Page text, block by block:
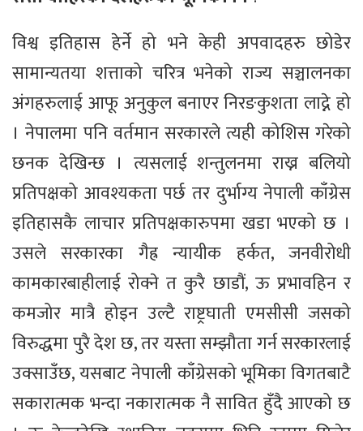
विश्व इतिहास हेर्ने हो भने केही अपवादहरु छोडेर
सामान्यतया शत्ताको चरित्र भनेको राज्य सञ्चालनका
अंगहरुलाई आफू अनुकुल बनाएर निरङकुशता लाद्ने हो
। नेपालमा पनि वर्तमान सरकारले त्यही कोशिस गरेको
छनक देखिन्छ । त्यसलाई शन्तुलनमा राख्न बलियो
प्रतिपक्षको आवश्यकता पर्छ तर दुर्भाग्य नेपाली काँग्रेस
इतिहासकै लाचार प्रतिपक्षकारुपमा खडा भएको छ ।
उसले सरकारका गैह्र न्यायीक हर्कत, जनवीरोधी
कामकारबाहीलाई रोक्ने त कुरै छाडौं, ऊ प्रभावहिन र
कमजोर मात्रै होइन उल्टै राष्ट्रघाती एमसीसी जसको
विरुद्धमा पुरै देश छ, तर यस्ता सम्झौता गर्न सरकारलाई
उक्साउँछ, यसबाट नेपाली काँग्रेसको भूमिका विगतबाटै
सकारात्मक भन्दा नकारात्मक नै सावित हुँदै आएको छ